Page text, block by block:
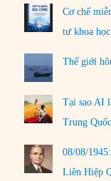
Cơ chế
tư khoa
Thế giới
Tại sao AI
Trung Quốc
08/08/
Liên Hiệp